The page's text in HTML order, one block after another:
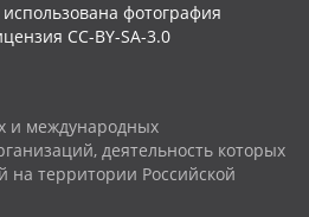
фотография
CC-BY-SA-3.0
и международных
деятельность которых
на территории Российской